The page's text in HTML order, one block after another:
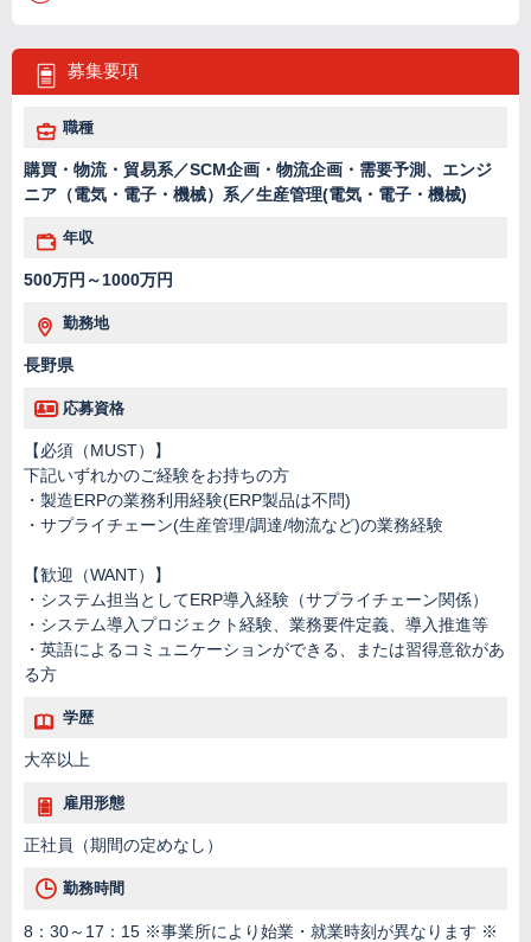
募集要項
職種
購買・物流・貿易系／SCM企画・物流企画・需要予測、エンジ
ニア（電気・電子・機械）系／生産管理(電気・電子・機械)
年収
500万円～1000万円
勤務地
長野県
応募資格
【必須（MUST）】
下記いずれかのご経験をお持ちの方
・製造ERPの業務利用経験(ERP製品は不問)
・サプライチェーン(生産管理/調達/物流など)の業務経験
【歓迎（WANT）】
・システム担当としてERP導入経験（サプライチェーン関係）
・システム導入プロジェクト経験、業務要件定義、導入推進等
・英語によるコミュニケーションができる、または習得意欲があ
る方
学歴
大卒以上
雇用形態
正社員（期間の定めなし）
勤務時間
8：30～17：15 ※事業所により始業・就業時刻が異なります ※